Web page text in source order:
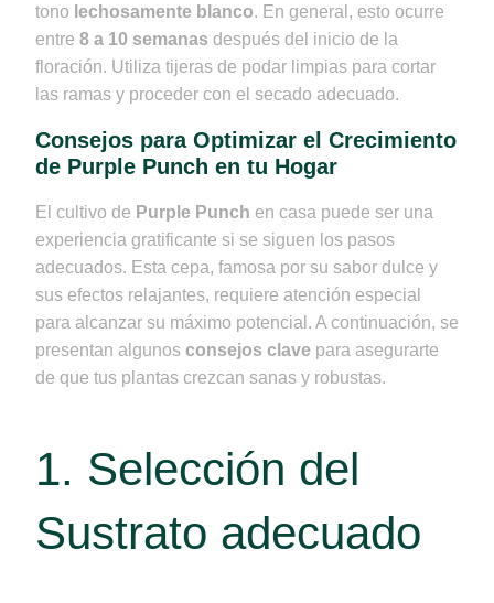
tono lechosamente blanco. En general, esto ocurre
entre 8 a 10 semanas después del inicio de la
floración. Utiliza tijeras de podar limpias para cortar
las ramas y proceder con el secado adecuado.
Consejos para Optimizar el Crecimiento
de Purple Punch en tu Hogar
El cultivo de Purple Punch en casa puede ser una
experiencia gratificante si se siguen los pasos
adecuados. Esta cepa, famosa por su sabor dulce y
sus efectos relajantes, requiere atención especial
para alcanzar su máximo potencial. A continuación, se
presentan algunos consejos clave para asegurarte
de que tus plantas crezcan sanas y robustas.
1. Selección del
Sustrato adecuado